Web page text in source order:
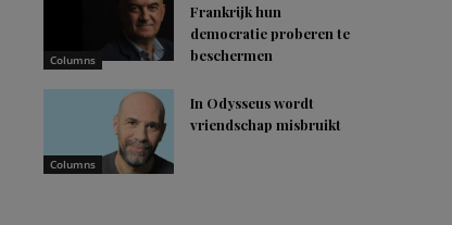
Columns
Frankrijk hun
democratie proberen te
beschermen
Columns
In Odysseus wordt
vriendschap misbruikt